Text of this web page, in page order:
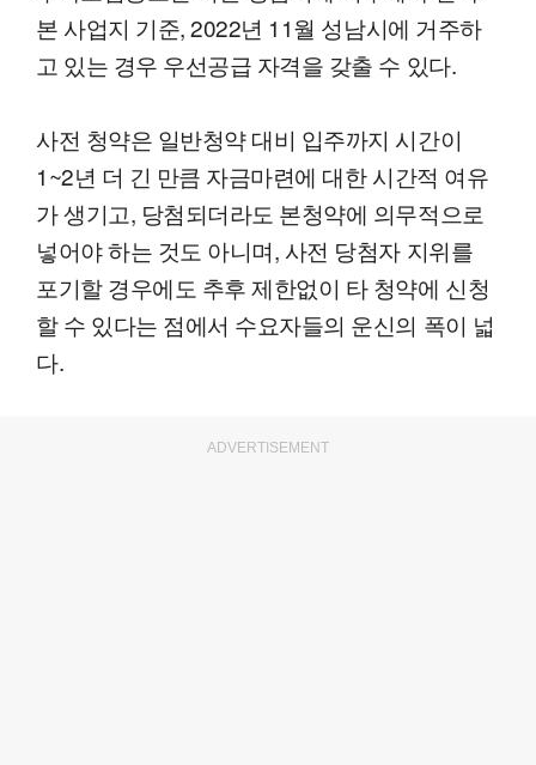
본 사업지 기준, 2022년 11월 성남시에 거주하
고 있는 경우 우선공급 자격을 갖출 수 있다.
사전 청약은 일반청약 대비 입주까지 시간이
1~2년 더 긴 만큼 자금마련에 대한 시간적 여유
가 생기고, 당첨되더라도 본청약에 의무적으로
넣어야 하는 것도 아니며, 사전 당첨자 지위를
포기할 경우에도 추후 제한없이 타 청약에 신청
할 수 있다는 점에서 수요자들의 운신의 폭이 넓
다.
ADVERTISEMENT